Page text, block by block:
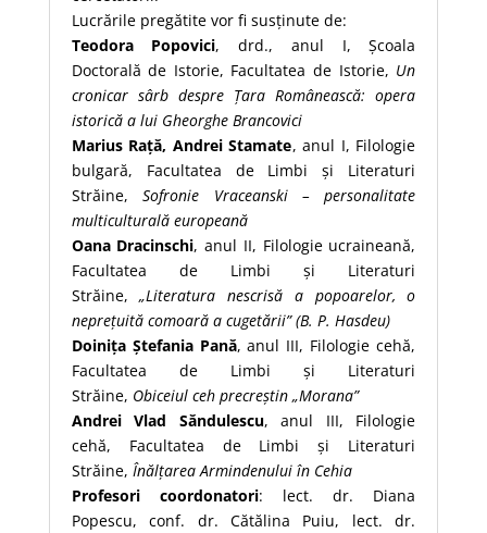
Lucrările pregătite vor fi susținute de:
Teodora Popovici, drd., anul I, Școala
Doctorală de Istorie, Facultatea de Istorie, Un
cronicar sârb despre Țara Românească: opera
istorică a lui Gheorghe Brancovici
Marius Rață, Andrei Stamate, anul I, Filologie
bulgară, Facultatea de Limbi și Literaturi
Străine,Sofronie Vraceanski – personalitate
multiculturală europeană
Oana Dracinschi, anul II, Filologie ucraineană,
Facultatea de Limbi și Literaturi
Străine,„Literatura nescrisă a popoarelor, o
neprețuită comoară a cugetării” (B. P. Hasdeu)
Doinița Ștefania Pană, anul III, Filologie cehă,
Facultatea de Limbi și Literaturi
Străine, Obiceiul ceh precreștin „Morana”
Andrei Vlad Săndulescu, anul III, Filologie
cehă, Facultatea de Limbi și Literaturi
Străine, Înălțarea Armindenului în Cehia
Profesori coordonatori: lect. dr. Diana
Popescu, conf. dr. Cătălina Puiu, lect. dr.